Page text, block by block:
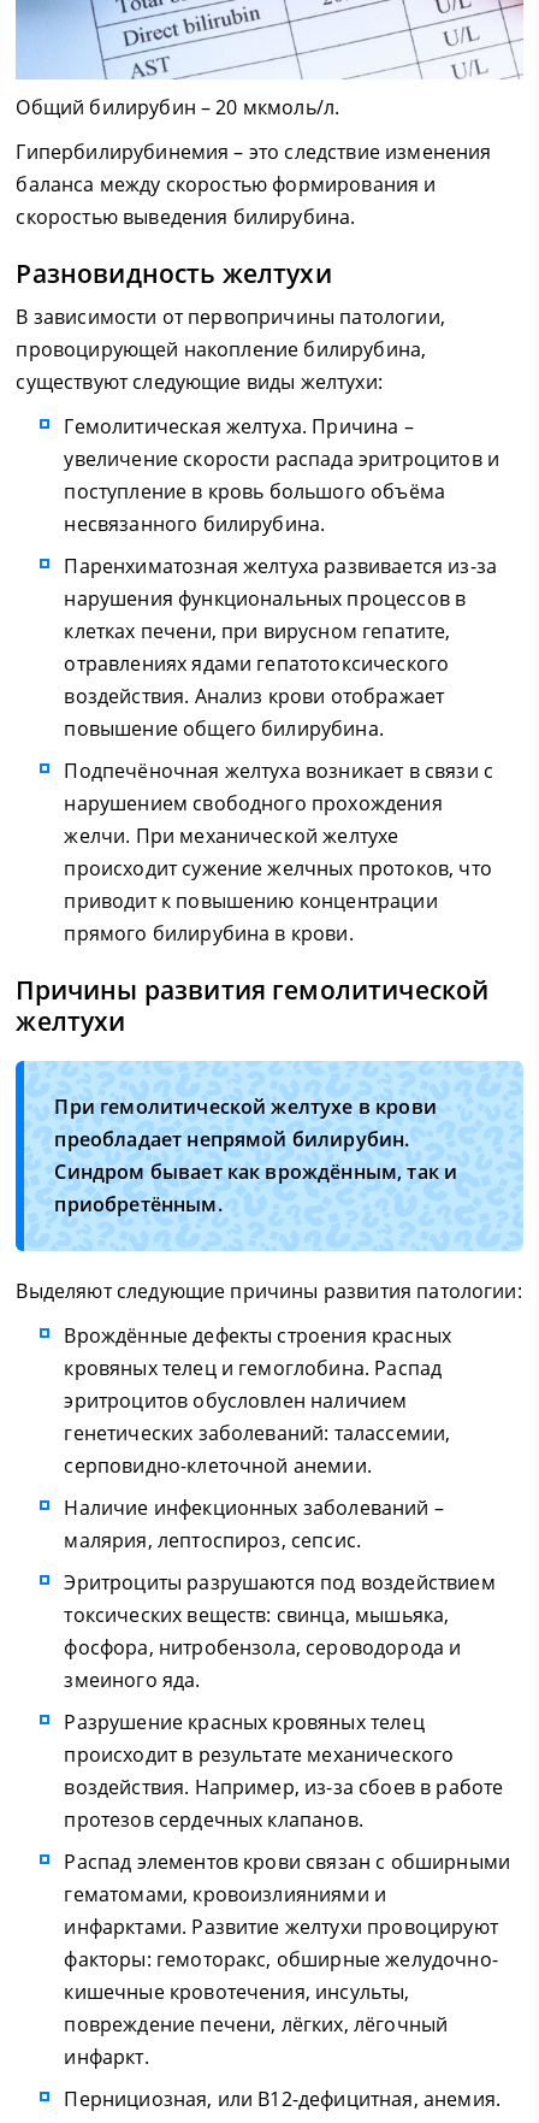
Общий билирубин – 20 мкмоль/л.
Гипербилирубинемия – это следствие изменения
баланса между скоростью формирования и
скоростью выведения билирубина.
Разновидность желтухи
В зависимости от первопричины патологии,
провоцирующей накопление билирубина,
существуют следующие виды желтухи:
Гемолитическая желтуха. Причина –
увеличение скорости распада эритроцитов и
поступление в кровь большого объёма
несвязанного билирубина.
Паренхиматозная желтуха развивается из-за
нарушения функциональных процессов в
клетках печени, при вирусном гепатите,
отравлениях ядами гепатотоксического
воздействия. Анализ крови отображает
повышение общего билирубина.
Подпечёночная желтуха возникает в связи с
нарушением свободного прохождения
желчи. При механической желтухе
происходит сужение желчных протоков, что
приводит к повышению концентрации
прямого билирубина в крови.
Причины развития гемолитической
желтухи
При гемолитической желтухе в крови
преобладает непрямой билирубин.
Синдром бывает как врождённым, так и
приобретённым.
Выделяют следующие причины развития патологии:
Врождённые дефекты строения красных
кровяных телец и гемоглобина. Распад
эритроцитов обусловлен наличием
генетических заболеваний: талассемии,
серповидно-клеточной анемии.
Наличие инфекционных заболеваний –
малярия, лептоспироз, сепсис.
Эритроциты разрушаются под воздействием
токсических веществ: свинца, мышьяка,
фосфора, нитробензола, сероводорода и
змеиного яда.
Разрушение красных кровяных телец
происходит в результате механического
воздействия. Например, из-за сбоев в работе
протезов сердечных клапанов.
Распад элементов крови связан с обширными
гематомами, кровоизлияниями и
инфарктами. Развитие желтухи провоцируют
факторы: гемоторакс, обширные желудочно-
кишечные кровотечения, инсульты,
повреждение печени, лёгких, лёгочный
инфаркт.
Пернициозная, или В12-дефицитная, анемия.